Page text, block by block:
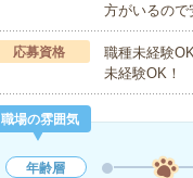
方がいるの
応募資格
職種未経験
未経験OK！
職場の雰囲気
年齢層